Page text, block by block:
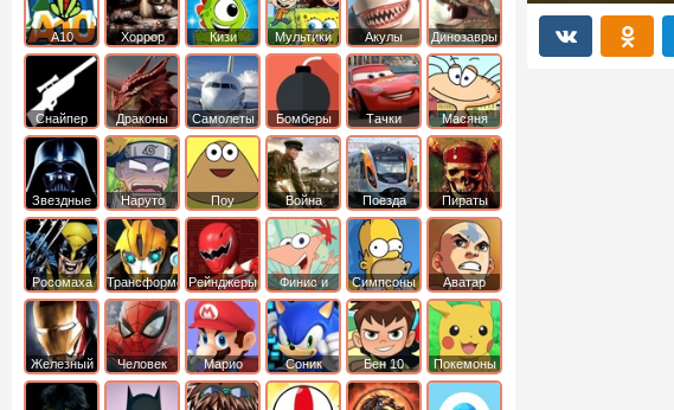
А10 Хоррор Кизи Мультики Акулы Динозавры
Снайпер Драконы Самолеты Бомберы Тачки Масяня
Звездные
войны
Наруто Поу Война Поезда
Пираты
Карибского
Моря
Росомаха ТрансформерыРейнджеры
Самураи
Финис и
Ферб
Симпсоны
Аватар
легенда об
Аанге
Железный
человек
Человек
Паук
Марио Соник Бен 10 Покемоны